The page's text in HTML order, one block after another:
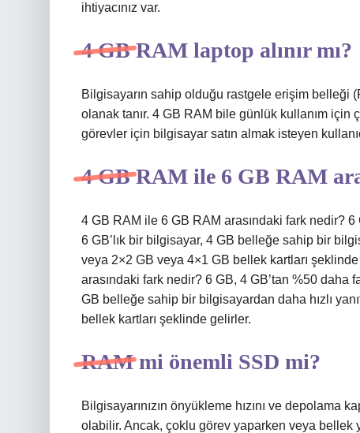
ihtiyacınız var.
4 GB RAM laptop alınır mı?
Bilgisayarın sahip olduğu rastgele erişim belleği
olanak tanır. 4 GB RAM bile günlük kullanım
görevler için bilgisayar satın almak isteyen
4 GB RAM ile 6 GB RAM
4 GB RAM ile 6 GB RAM arasındaki fark nedir?
6 GB’lık bir bilgisayar, 4 GB belleğe sahip bir
veya 2×2 GB veya 4×1 GB bellek kartları
arasındaki fark nedir? 6 GB, 4 GB’tan %50 daha
GB belleğe sahip bir bilgisayardan daha hızlı
bellek kartları şeklinde gelirler.
RAM mi önemli SSD mi?
Bilgisayarınızın önyükleme hızını ve depolama
olabilir. Ancak, çoklu görev yaparken veya